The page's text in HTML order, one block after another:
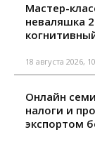
Мастер-
неваляшка
18 августа 2026,
Онлайн
налоги и
экспортом